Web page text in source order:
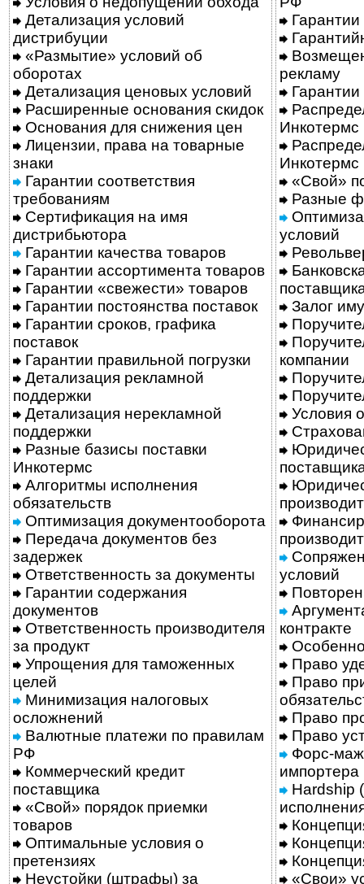
Детализация условий
дистрибуции
«Размытие» условий об
оборотах
Детализация ценовых условий
Расширенные основания скидок
Основания для снижения цен
Лицензии, права на товарные
знаки
Гарантии соответствия
требованиям
Сертификация на имя
дистрибьютора
Гарантии качества товаров
Гарантии ассортимента товаров
Гарантии «свежести» товаров
Гарантии постоянства поставок
Гарантии сроков, графика
поставок
Гарантии правильной погрузки
Детализация рекламной
поддержки
Детализация нерекламной
поддержки
Разные базисы поставки
Инкотермс
Алгоритмы исполнения
обязательств
Оптимизация документооборота
Передача документов без
задержек
Ответственность за документы
Гарантии содержания
документов
Ответственность производителя
за продукт
Упрощения для таможенных
целей
Минимизация налоговых
осложнений
Валютные платежи по правилам
РФ
Коммерческий кредит
поставщика
«Свой» порядок приемки
товаров
Оптимальные условия о
претензиях
Неустойки (штрафы) за
рекламу
Гарантии
Инкотермс
Инкотермс
«Свой»
Разные
условий
Залог
компании
Условия
условий
контракте
Право
Право
Право
Право
Форс-
импортера
Hardship
«Свои»